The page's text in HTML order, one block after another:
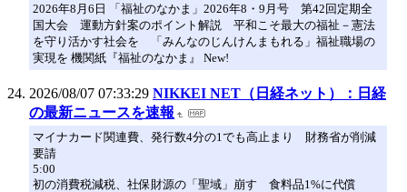
2026年8月6日 「福祉のなかま」2026年8・9月号 第42回定期全
国大会 運動方針案のポイント解説 平和こそ最大の福祉－憲法
を守り活かす社会を 「みんなのじんけんまもれる」福祉職場の
実現を 機関紙『福祉のなかま』 New!
2026/08/07 07:33:29 NIKKEI NET（日経ネット）：日経
の最新ニュースを速報
マイナカード関連費、発行数4分の1でも高止まり 財務省が削減
要請
5:00
初の消費税減税、社保財源の「聖域」崩す 食料品1%に代償